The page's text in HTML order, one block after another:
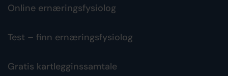
Online ernæringsfysiolog
Test – finn ernæringsfysiolog
Gratis kartlegginssamtale